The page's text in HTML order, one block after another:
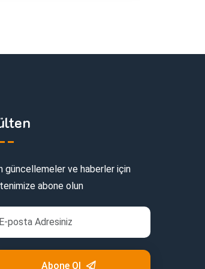
güncellemeler ve haberler için
abone olun
Abone Ol